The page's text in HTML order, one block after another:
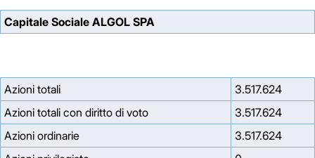
Capitale Sociale ALGOL SPA
Azioni totali
3.517.624
Azioni totali con diritto di voto
3.517.624
Azioni ordinarie
3.517.624